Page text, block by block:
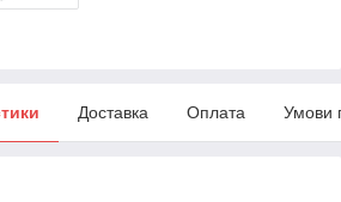
Доставка Оплата Умови